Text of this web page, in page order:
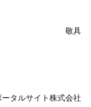
敬具
タルサイト株式会社